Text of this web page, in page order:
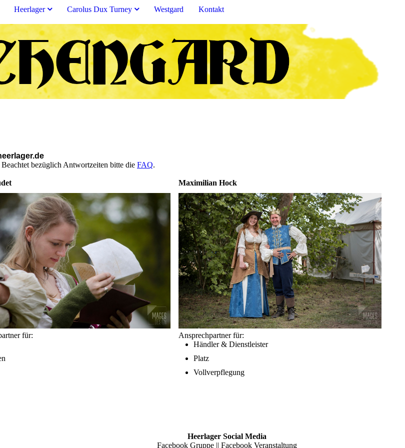
Heerlager Carolus Dux Turney Westgard Kontakt
bezüglich Antwortzeiten bitte die FAQ.
für:
Maximilian Hock
Ansprechpartner für:
Händler & Dienstleister
Platz
Vollverpflegung
Heerlager Social Media
Facebook Gruppe || Facebook Veranstaltung